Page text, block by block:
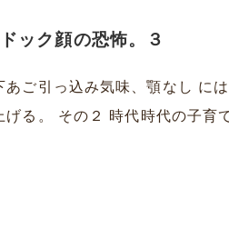
ック顔の恐怖。３
あご引っ込み気味、顎なし に
げる。 その２ 時代時代の子